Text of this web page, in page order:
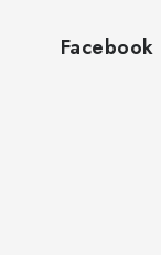
Facebook